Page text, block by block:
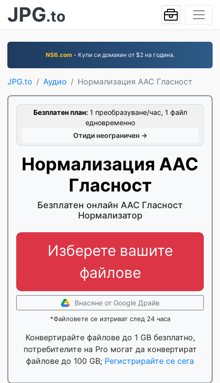
JPG.to
NS6.com- Купи си домакин от $2 на година.
JPG.to Аудио Нормализация AAC Гласност
Безплатен план:1 преобразуване/час, 1 файл
едновременно
Отиди неограничен →
Нормализация AAC
Гласност
Безплатен онлайн AAC Гласност
Нормализатор
Изберете вашите
файлове
Внасяне от Google Драйв
*Файловете се изтриват след 24 часа
Конвертирайте файлове до 1 GB безплатно,
потребителите на Pro могат да конвертират
файлове до 100 GB; Регистрирайте се сега